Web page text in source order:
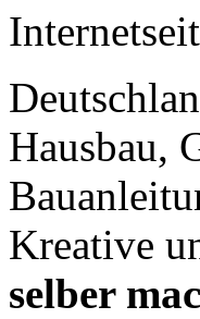
Hausbau,
Kreative
selber